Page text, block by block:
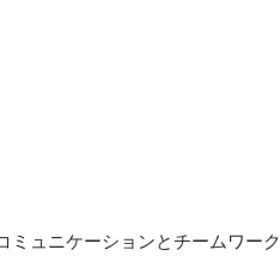
ュニケーションとチームワーク